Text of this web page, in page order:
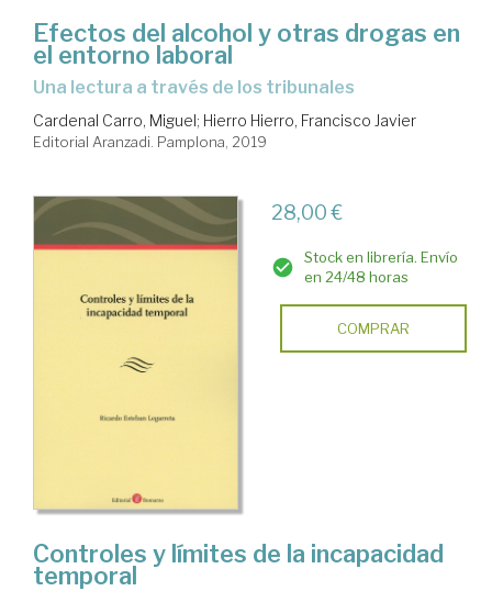
Efectos del alcohol y otras drogas en
el entorno laboral
una lectura a través de los tribunales
Cardenal Carro, Miguel; Hierro Hierro, Francisco Javier
Editorial Aranzadi. Pamplona, 2019
28,00 €
Stock en librería. Envío
en 24/48 horas
COMPRAR
Controles y límites de la incapacidad
temporal